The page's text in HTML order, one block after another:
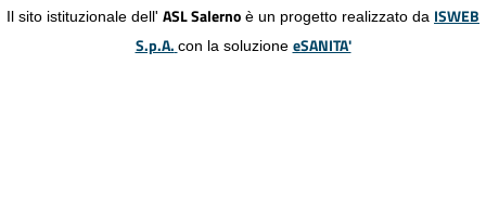
Il sito istituzionale dell' ASL Salerno è un progetto realizzato da ISWEB
S.p.A. con la soluzione eSANITA'